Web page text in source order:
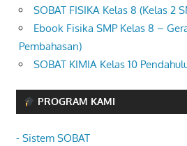
SOBAT FISIKA Kelas 8 (Kelas 2
Ebook Fisika SMP Kelas 8 –
Pembahasan)
SOBAT KIMIA Kelas 10
PROGRAM KAMI
- Sistem SOBAT